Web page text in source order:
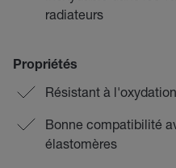
radiateurs
Propriétés
Résistant à l'oxydation
Bonne compatibilité
élastomères